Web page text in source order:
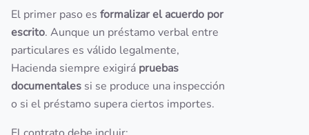
El primer paso es formalizar el acuerdo por
escrito. Aunque un préstamo verbal entre
particulares es válido legalmente,
Hacienda siempre exigirá pruebas
documentales si se produce una inspección
o si el préstamo supera ciertos importes.